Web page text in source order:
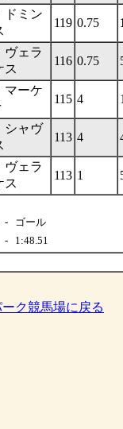
ドミン
119 0.75
ヴェラ
ス
116 0.75
マーケ
115 4
シャヴ
113 4
ヴェラ
ス
113 1
-
ゴール
-
1:48.51
ク競馬場に戻る